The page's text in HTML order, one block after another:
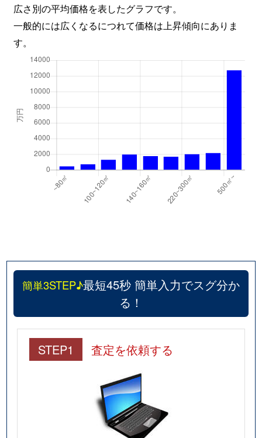
広さ別の平均価格を表したグラフです。
一般的には広くなるにつれて価格は上昇傾向にありま
す。
簡単3STEP♪最短45秒 簡単入力でスグ分か
る！
STEP1 査定を依頼する